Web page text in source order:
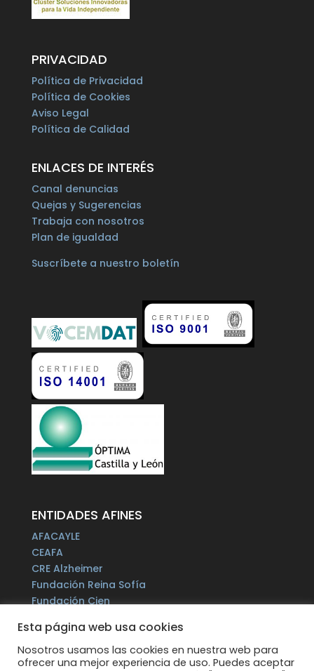
PRIVACIDAD
Política de Privacidad
Política de Cookies
Aviso Legal
Política de Calidad
ENLACES DE INTERÉS
Canal denuncias
Quejas y Sugerencias
Trabaja con nosotros
Plan de igualdad
Suscríbete a nuestro boletín
ENTIDADES AFINES
AFACAYLE
CEAFA
CRE Alzheimer
Fundación Reina Sofía
Fundación Cien
Fundación Por un Mañana sin Alzheimer
Fundación Tase
Alzheimer Europe
Esta página web usa cookies
Nosotros usamos las cookies en nuestra web para
ofrecer una mejor experiencia de uso. Puedes aceptar